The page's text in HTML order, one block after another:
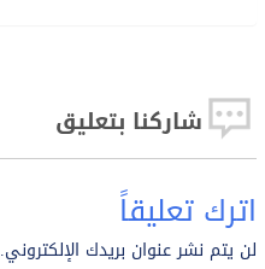
شاركنا بتعليق
اترك تعليقاً
لن يتم نشر عنوان بريدك الإلكتروني.